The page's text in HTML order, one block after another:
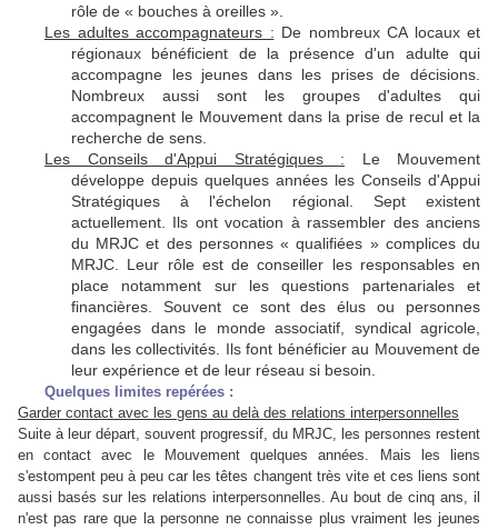
rôle de « bouches à oreilles ».
Les adultes accompagnateurs : De nombreux CA locaux et
régionaux bénéficient de la présence d'un adulte qui
accompagne les jeunes dans les prises de décisions.
Nombreux aussi sont les groupes d'adultes qui
accompagnent le Mouvement dans la prise de recul et la
recherche de sens.
Les Conseils d'Appui Stratégiques : Le Mouvement
développe depuis quelques années les Conseils d'Appui
Stratégiques à l'échelon régional. Sept existent
actuellement. Ils ont vocation à rassembler des anciens
du MRJC et des personnes « qualifiées » complices du
MRJC. Leur rôle est de conseiller les responsables en
place notamment sur les questions partenariales et
financières. Souvent ce sont des élus ou personnes
engagées dans le monde associatif, syndical agricole,
dans les collectivités. Ils font bénéficier au Mouvement de
leur expérience et de leur réseau si besoin.
Quelques limites repérées :
Garder contact avec les gens au delà des relations interpersonnelles
Suite à leur départ, souvent progressif, du MRJC, les personnes restent
en contact avec le Mouvement quelques années. Mais les liens
s'estompent peu à peu car les têtes changent très vite et ces liens sont
aussi basés sur les relations interpersonnelles. Au bout de cinq ans, il
n'est pas rare que la personne ne connaisse plus vraiment les jeunes